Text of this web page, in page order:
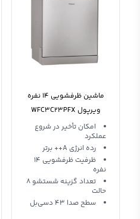
ماشین ظرفشویی 14 نفره
ویرپول WFC3C23PFX
امکان تأخیر در شروع
عملکرد
رده انرژی A++ برتر
ظرفیت ظرفشویی 14
نفره
تعداد گزینه‌ شستشو 8
حالت
سطح صدا 43 دسی‌بل